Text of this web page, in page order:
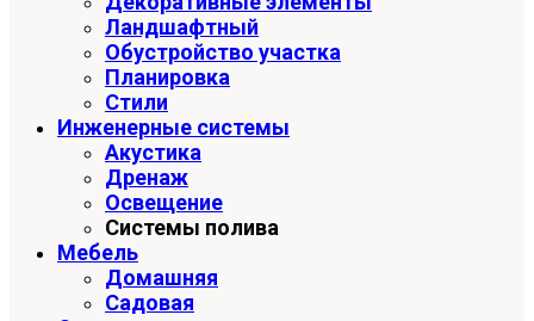
Ландшафтный
Обустройство участка
Планировка
Стили
Инженерные системы
Акустика
Дренаж
Освещение
Системы полива
Мебель
Домашняя
Садовая